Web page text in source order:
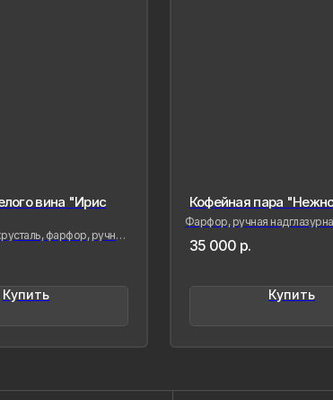
фарфор, ручная
Фарфор, ручная надглазурная
глянцевое золото
35 000р.